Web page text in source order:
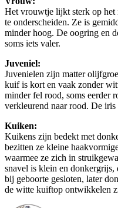
Het vrouwtje lijkt sterk op het
te onderscheiden. Ze is
minder hoog. De oogring en
soms iets valer.
Juveniel:
Juvenielen zijn matter
kuif is kort en vaak zonder
minder fel rood, soms eerder
verkleurend naar rood. De
Kuiken:
Kuikens zijn bedekt met
bezitten ze kleine
waarmee ze zich in
snavel is klein en donkergrijs,
bij geboorte gesloten, later
de witte kuiftop ontwikkelen